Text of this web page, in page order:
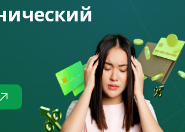
вам такая идея?
пополнять депозиты?
папа. – Айша, например, часть
поделок кладет на свой депозит. Она к
и шанс поступить на грант у нее